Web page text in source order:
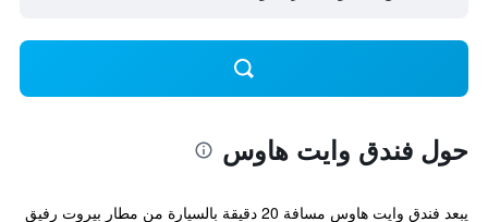
حول فندق وايت هاوس
يبعد فندق وايت هاوس مسافة 20 دقيقة بالسيارة من مطار بيروت رفيق